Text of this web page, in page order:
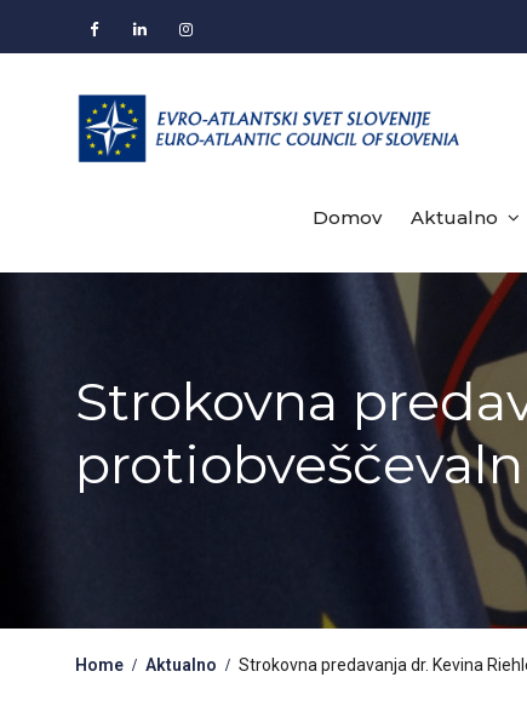
FacebookLinkedInInstagram
Domov Aktualno
Strokovna
Home Aktualno Strokovna predavanja dr. Kevina